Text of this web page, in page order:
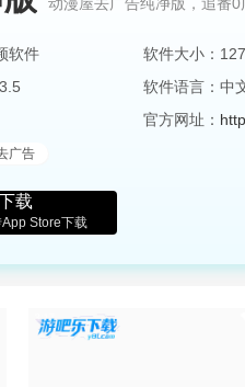
软件 软件大小：
软件语言：中
官方网址：
广告
载
App Store下载